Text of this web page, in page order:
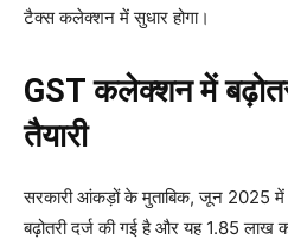
टैक्स कलेक्शन में सुधार होगा।
GST कलेक्शन में
तैयारी
सरकारी आंकड़ों के मुताबिक, जून 2025
बढ़ोतरी दर्ज की गई है और यह 1.85